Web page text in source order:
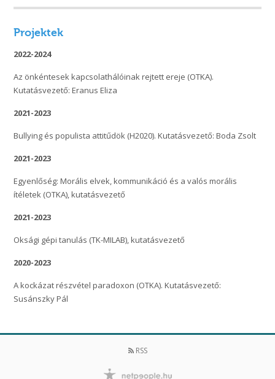
Projektek
2022-2024
Az önkéntesek kapcsolathálóinak rejtett ereje (OTKA).
Kutatásvezető: Eranus Eliza
2021-2023
Bullying és populista attitűdök (H2020). Kutatásvezető: Boda Zsolt
2021-2023
Egyenlőség: Morális elvek, kommunikáció és a valós morális
ítéletek (OTKA), kutatásvezető
2021-2023
Oksági gépi tanulás (TK-MILAB), kutatásvezető
2020-2023
A kockázat részvétel paradoxon (OTKA). Kutatásvezető:
Susánszky Pál
RSS